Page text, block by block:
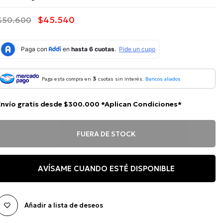
$45.540
Paga esta compra en 3 cuotas sin interés. Bancos aliados
gratis desde $300.000 *Aplican Condiciones*
FUERA DE STOCK
AVÍSAME CUANDO ESTÉ DISPONIBLE
Añadir a lista de deseos